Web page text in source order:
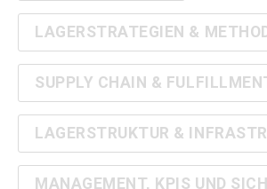
LAGERSTRATEGIEN &
SUPPLY CHAIN &
LAGERSTRUKTUR &
MANAGEMENT, KPIS UND